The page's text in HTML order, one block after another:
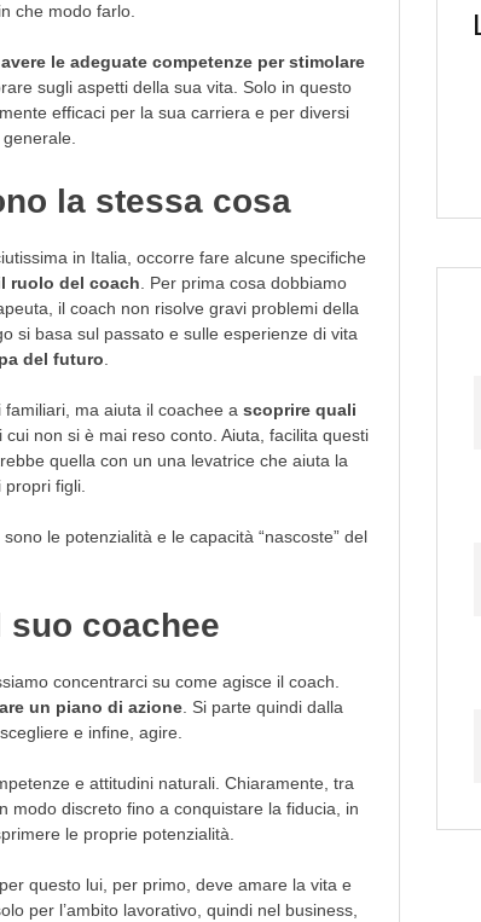
che modo farlo.
le adeguate competenze per stimolare
sugli aspetti della sua vita. Solo in questo
efficaci per la sua carriera e per diversi
la stessa cosa
in Italia, occorre fare alcune specifiche
ruolo del coach. Per prima cosa dobbiamo
il coach non risolve gravi problemi della
si basa sul passato e sulle esperienze di vita
del futuro.
familiari, ma aiuta il coachee a scoprire quali
non si è mai reso conto. Aiuta, facilita questi
quella con un una levatrice che aiuta la
propri figli.
le potenzialità e le capacità “nascoste” del
coachee
concentrarci su come agisce il coach.
un piano di azione. Si parte quindi dalla
e infine, agire.
e attitudini naturali. Chiaramente, tra
modo discreto fino a conquistare la fiducia, in
le proprie potenzialità.
questo lui, per primo, deve amare la vita e
per l’ambito lavorativo, quindi nel business,